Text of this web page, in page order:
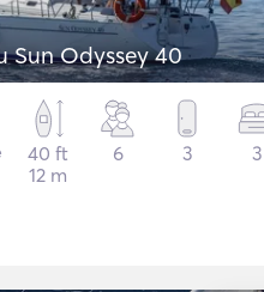
Sun Odyssey 40
40 ft
12 m
6 3 3